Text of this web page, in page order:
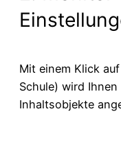
Mit einem Klick
Schule) wird
Inhaltsobjekte